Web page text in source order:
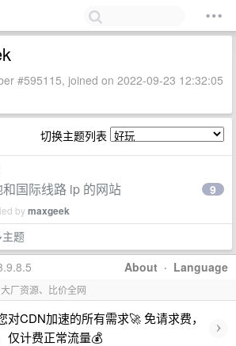
#595115, joined on 2022-09-23 12:32:05
切换主题列表
国际线路 ip 的网站
bymaxgeek
9
题
About · Language
厂资源、比价全网
对CDN加速的所有需求🚀 免请求费，
仅计费正常流量💰
›